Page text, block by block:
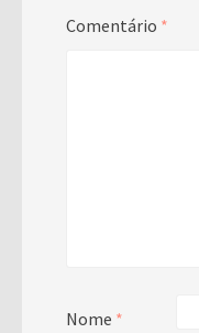
Comentário *
Nome *